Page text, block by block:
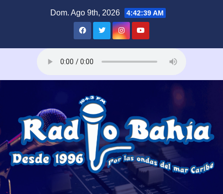
Dom. Ago 9th, 2026 4:42:40 AM